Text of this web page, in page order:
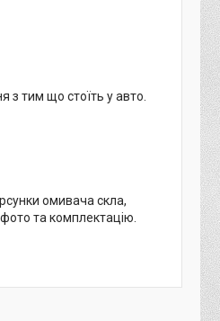
з тим що стоїть у авто.
омивача скла,
та комплектацію.